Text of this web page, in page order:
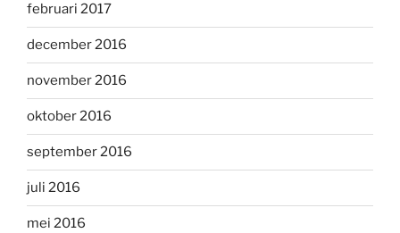
februari 2017
december 2016
november 2016
oktober 2016
september 2016
juli 2016
mei 2016